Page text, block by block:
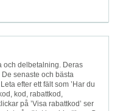
och delbetalning. Deras
senaste och bästa
efter ett fält som ’Har du
kod, rabattkod,
på ’Visa rabattkod’ ser